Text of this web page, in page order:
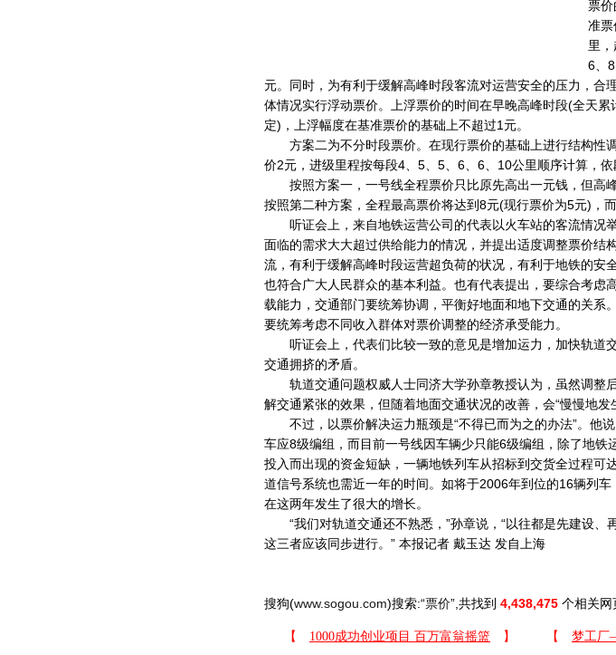
票价
准票
里
6、
元。同时，为有利于缓解高峰时段客流对运营安全的压力，合
体情况实行浮动票价。上浮票价的时间在早晚高峰时段(全天
定)，上浮幅度在基准票价的基础上不超过1元。
方案二为不分时段票价。在现行票价的基础上进行结构性
价2元，进级里程按每段4、5、5、6、6、10公里顺序计算，依
按照方案一，一号线全程票价只比原先高出一元钱，但高峰
按照第二种方案，全程最高票价将达到8元(现行票价为5元)，
听证会上，来自地铁运营公司的代表以火车站的客流情况
面临的需求大大超过供给能力的情况，并提出适度调整票价结
流，有利于缓解高峰时段运营超负荷的状况，有利于地铁的安
也符合广大人民群众的基本利益。也有代表提出，要综合考虑
载能力，交通部门要统筹协调，平衡好地面和地下交通的关系
要统筹考虑不同收入群体对票价调整的经济承受能力。
听证会上，代表们比较一致的意见是增加运力，加快轨道
交通拥挤的矛盾。
轨道交通问题权威人士同济大学孙章教授认为，虽然调整
解交通紧张的效果，但随着地面交通状况的改善，会“慢慢地发
不过，以票价解决运力瓶颈是“不得已而为之的办法”。他说
车应8级编组，而目前一号线因车辆少只能6级编组，除了地铁
投入而出现的资金短缺，一辆地铁列车从招标到交货全过程可
道信号系统也需近一年的时间。如将于2006年到位的16辆列
在这两年发生了很大的增长。
“我们对轨道交通还不熟悉，”孙章说，“以往都是先建设、
这三者应该同步进行。” 本报记者 戴玉达 发自上海
搜狗(www.sogou.com)搜索:“票价”,共找到 4,438,475 个相关网